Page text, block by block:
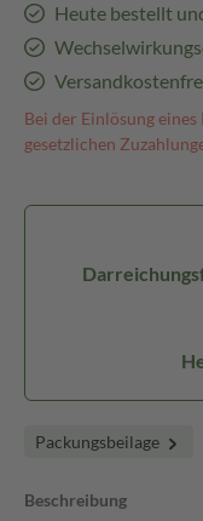
Heute bestellt
Bei der Einlösung
gesetzlichen
Packungsbeilage
Beschreibung